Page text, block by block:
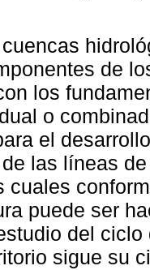
de
los
o
el
las líneas
cuales
puede ser
del
sigue su